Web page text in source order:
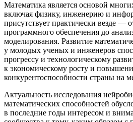
Математика является основой
включая физику, инженерию и
присутствует практически везде —
программного обеспечения до
моделирования. Развитие
у молодых ученых и инженеров
прогрессу и технологическому
к экономическому росту и
конкурентоспособности страны на
Актуальность исследования
математических способностей
в последние годы интересом и